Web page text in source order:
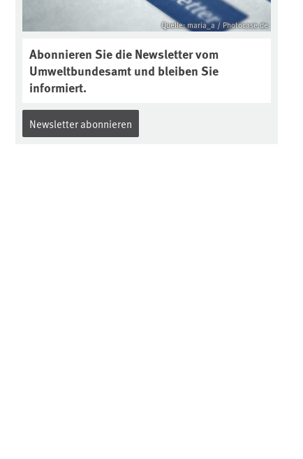
Quelle: maria_a / Photocase.de
Abonnieren Sie die Newsletter vom
Umweltbundesamt und bleiben Sie
informiert.
Newsletter abonnieren